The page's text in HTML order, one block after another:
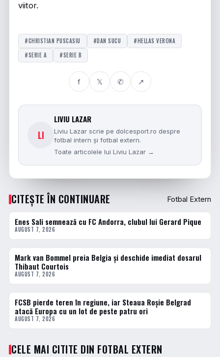
viitor.
#CHRISTIAN PUSCASIU #DAN SUCU
#HELLAS VERONA
#SERIE A
#SERIE B
f 𝕏 ✆ ↗
LI
LIVIU LAZAR
Liviu Lazar scrie pe dolcesport.ro despre
fotbal intern și fotbal extern.
Toate articolele lui Liviu Lazar →
CITEȘTE ÎN CONTINUARE Fotbal Extern
FOTBAL EXTERN
Enes Sali semnează cu FC Andorra, clubul lui Gerard Pique
AUGUST 7, 2026
FOTBAL EXTERN
Mark van Bommel preia Belgia și deschide imediat dosarul
Thibaut Courtois
AUGUST 7, 2026
FOTBAL EXTERN
FCSB pierde teren în regiune, iar Steaua Roșie Belgrad
atacă Europa cu un lot de peste patru ori
AUGUST 7, 2026
CELE MAI CITITE DIN FOTBAL EXTERN